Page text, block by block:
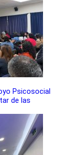
Psicosocial
de las